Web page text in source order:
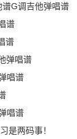
G调吉他弹唱谱
谱
谱
弹唱谱
唱谱
唱谱
是两码事！